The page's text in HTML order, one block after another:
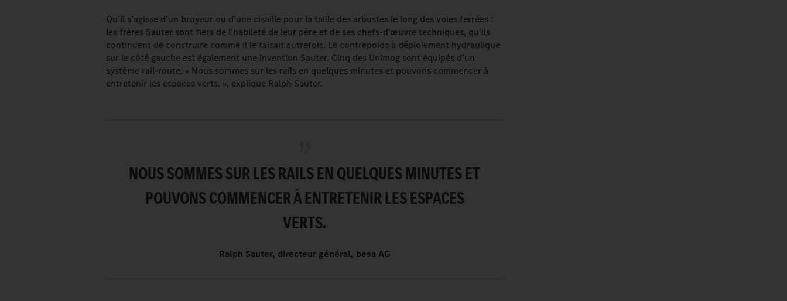
Qu’il s’agisse d’un broyeur ou d’une cisaille pour la taille des arbustes le long des voies ferrées :
les frères Sauter sont fiers de l’habileté de leur père et de ses chefs-d’œuvre techniques, qu’ils
continuent de construire comme il le faisait autrefois. Le contrepoids à déploiement hydraulique
sur le côté gauche est également une invention Sauter. Cinq des Unimog sont équipés d’un
système rail-route. « Nous sommes sur les rails en quelques minutes et pouvons commencer à
entretenir les espaces verts. », explique Ralph Sauter.
NOUS SOMMES SUR LES RAILS EN QUELQUES MINUTES ET
POUVONS COMMENCER À ENTRETENIR LES ESPACES
VERTS.
Ralph Sauter, directeur général, besa AG